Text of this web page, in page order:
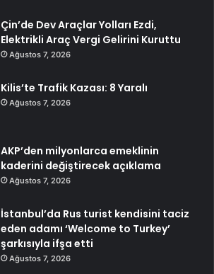
Çin’de Dev Araçlar Yolları Ezdi,
Elektrikli Araç Vergi Gelirini Kuruttu
Ağustos 7, 2026
Kilis’te Trafik Kazası: 8 Yaralı
Ağustos 7, 2026
AKP’den milyonlarca emeklinin
kaderini değiştirecek açıklama
Ağustos 7, 2026
İstanbul’da Rus turist kendisini taciz
eden adamı ‘Welcome to Turkey’
şarkısıyla ifşa etti
Ağustos 7, 2026